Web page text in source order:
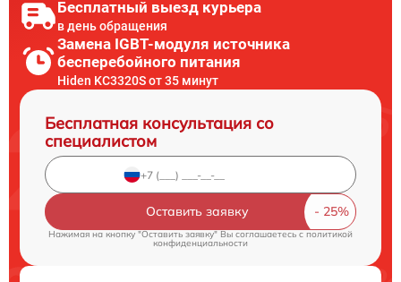
Бесплатный выезд курьера
в день обращения
Замена IGBT-модуля источника
бесперебойного питания
Hiden KC3320S от 35 минут
Бесплатная консультация со
специалистом
Оставить заявку
Нажимая на кнопку "Оставить заявку" Вы соглашаетесь c политикой
конфиденциальности